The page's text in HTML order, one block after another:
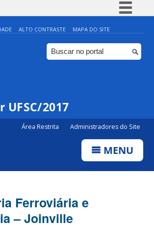
Simplifique!
Comunica BR
Participe
ALTO CONTRASTE MAPA DO SITE
2017
Área Restrita Administradores do Site
MENU
Ferroviária e
– Joinville